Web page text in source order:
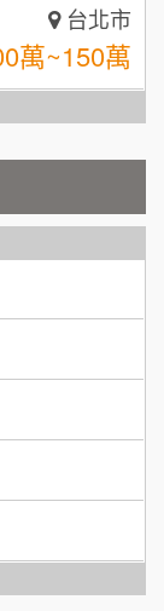
屏東縣
萬 ~ 200萬
屏東縣
萬~200萬
台北
萬 ~150萬
新北市
萬~400萬